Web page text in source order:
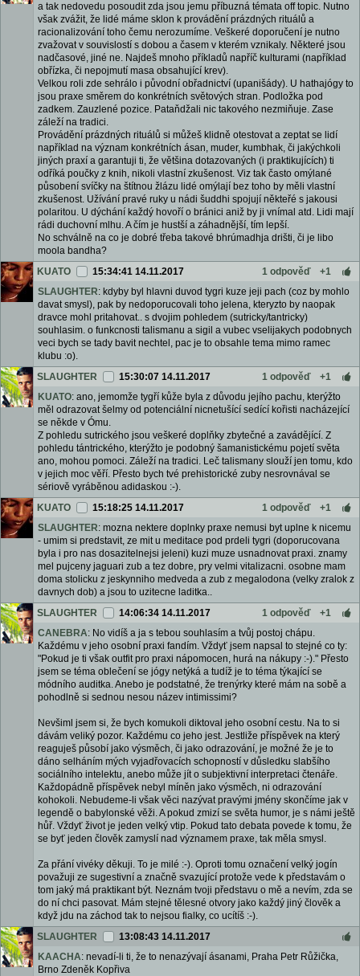
a tak nedovedu posoudit zda jsou jemu příbuzná témata off topic. Nutno
však zvážit, že lidé máme sklon k provádění prázdných rituálů a
racionalizování toho čemu nerozumíme. Veškeré doporučení je nutno
zvažovat v souvislostí s dobou a časem v kterém vznikaly. Některé jsou
nadčasové, jiné ne. Najdeš mnoho příkladů napříč kulturami (například
obřízka, či nepojmutí masa obsahující krev).
Velkou roli zde sehrálo i původní obřadnictví (upanišády). U hathajógy to
jsou praxe směrem do konkrétních světových stran. Podložka pod
zadkem. Zauzlené pozice. Pataňdžali nic takového nezmiňuje. Zase
záleží na tradici.
Provádění prázdných rituálů si můžeš klidně otestovat a zeptat se lidí
například na význam konkrétních ásan, muder, kumbhak, či jakýchkoli
jiných praxí a garantuji ti, že většina dotazovaných (i praktikujících) ti
odříká poučky z knih, nikoli vlastní zkušenost. Viz tak často omýlané
působení svíčky na štítnou žlázu lidé omýlají bez toho by měli vlastní
zkušenost. Užívání pravé ruky u nádi šuddhi spojují někteřé s jakousi
polaritou. U dýchání každý hovoří o bránici aniž by ji vnímal atd. Lidi mají
rádi duchovní mlhu. A čím je hustší a záhadnější, tím lepší.
No schválně na co je dobré třeba takové bhrúmadhja drišti, či je libo
moola bandha?
KUATO
15:34:41 14.11.2017 1 odpověď
+1
SLAUGHTER: kdyby byl hlavni duvod tygri kuze jeji pach (coz by mohlo
davat smysl), pak by nedoporucovali toho jelena, kteryzto by naopak
dravce mohl pritahovat.. s dvojim pohledem (sutricky/tantricky)
souhlasim. o funkcnosti talismanu a sigil a vubec vselijakych podobnych
veci bych se tady bavit nechtel, pac je to obsahle tema mimo ramec
klubu :o).
SLAUGHTER
15:30:07 14.11.2017 1 odpověď
+1
KUATO: ano, jemomže tygří kůže byla z důvodu jejího pachu, kterýžto
měl odrazovat šelmy od potenciální nicnetušící sedící kořisti nacházející
se někde v Ómu.
Z pohledu sutrického jsou veškeré doplňky zbytečné a zavádějící. Z
pohledu tántrického, kterýžto je podobný šamanistickému pojetí světa
ano, mohou pomoci. Záleží na tradici. Leč talismany slouží jen tomu, kdo
v jejich moc věří. Přesto bych tvé prehistorické zuby nesrovnával se
sériově vyráběnou adidaskou :-).
KUATO
15:18:25 14.11.2017 1 odpověď
+1
SLAUGHTER: mozna nektere doplnky praxe nemusi byt uplne k nicemu
- umim si predstavit, ze mit u meditace pod prdeli tygri (doporucovana
byla i pro nas dosazitelnejsi jeleni) kuzi muze usnadnovat praxi. znamy
mel pujceny jaguari zub a tez dobre, pry velmi vitalizacni. osobne mam
doma stolicku z jeskynniho medveda a zub z megalodona (velky zralok z
davnych dob) a jsou to uzitecne laditka..
SLAUGHTER
14:06:34 14.11.2017 1 odpověď
+1
CANEBRA: No vidíš a ja s tebou souhlasím a tvůj postoj chápu.
Každému v jeho osobní praxi fandím. Vždyť jsem napsal to stejné co ty:
"Pokud je ti však outfit pro praxi nápomocen, hurá na nákupy :-)." Přesto
jsem se téma oblečení se jógy netýká a tudíž je to téma týkající se
módního auditka. Anebo je podstatné, že trenýrky které mám na sobě a
pohodlně si sednou nesou název intimissimi?
Nevšiml jsem si, že bych komukoli diktoval jeho osobní cestu. Na to si
dávám veliký pozor. Každému co jeho jest. Jestliže příspěvek na který
reaguješ působí jako výsměch, či jako odrazování, je možné že je to
dáno selháním mých vyjadřovacích schopností v důsledku slabšího
sociálního intelektu, anebo může jít o subjektivní interpretaci čtenáře.
Každopádně příspěvek nebyl míněn jako výsměch, ni odrazování
kohokoli. Nebudeme-li však věci nazývat pravými jmény skončíme jak v
legendě o babylonské věži. A pokud zmizí se světa humor, je s námi ještě
hůř. Vždyť život je jeden velký vtip. Pokud tato debata povede k tomu, že
se byť jeden člověk zamyslí nad významem praxe, tak měla smysl.
Za přání vivéky děkuji. To je milé :-). Oproti tomu označení velký jogín
považuji ze sugestivní a značně svazující protože vede k představám o
tom jaký má praktikant být. Neznám tvoji představu o mě a nevím, zda se
do ní chci pasovat. Mám stejné tělesné otvory jako každý jiný člověk a
když jdu na záchod tak to nejsou fialky, co ucítíš :-).
SLAUGHTER
13:08:43 14.11.2017
KAACHA: nevadí-li ti, že to nenazývají ásanami, Praha Petr Růžička,
Brno Zdeněk Kopřiva